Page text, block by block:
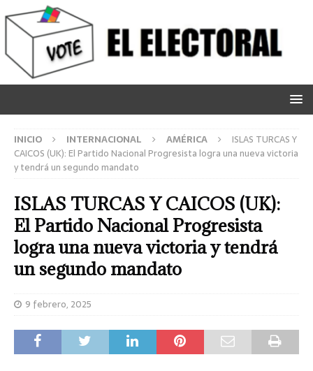
INICIO INTERNACIONAL AMÉRICA
ISLAS TURCAS Y
CAICOS (UK): El Partido Nacional Progresista logra una nueva victoria
y tendrá un segundo mandato
ISLAS TURCAS Y CAICOS (UK):
El Partido Nacional Progresista
logra una nueva victoria y tendrá
un segundo mandato
9 febrero, 2025